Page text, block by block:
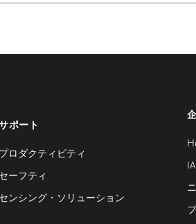
ポート
プロダクティビティ
セーフティ
センシング・ソリューション